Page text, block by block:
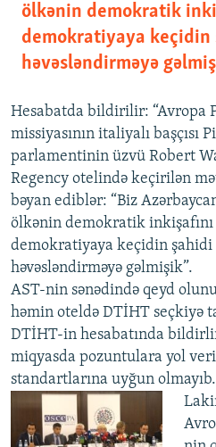
ölkənin demokratik
demokratiyaya keçidin
həvəsləndirməyə
Hesabatda bildirilir: “Avropa
missiyasının italiyalı başçısı
parlamentinin üzvü Robert
Regency otelində keçirilən
bəyan ediblər: “Biz
ölkənin demokratik inkişafını
demokratiyaya keçidin şahidi
həvəsləndirməyə gəlmişik”.
AST-nin sənədində qeyd
həmin oteldə DTİHT seçkiyə
DTİHT-in hesabatında
miqyasda pozuntulara yol
standartlarına uyğun olmayıb.